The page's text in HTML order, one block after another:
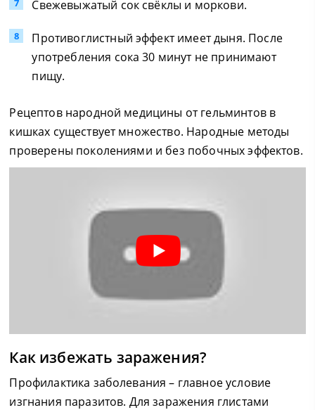
Свежевыжатый сок свёклы и моркови.
Противоглистный эффект имеет дыня. После
употребления сока 30 минут не принимают
пищу.
Рецептов народной медицины от гельминтов в
кишках существует множество. Народные методы
проверены поколениями и без побочных эффектов.
Как избежать заражения?
Профилактика заболевания – главное условие
изгнания паразитов. Для заражения глистами